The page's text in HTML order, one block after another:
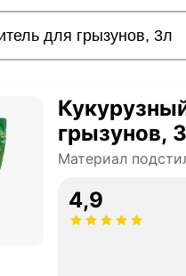
грызунов,
Материал
4,9